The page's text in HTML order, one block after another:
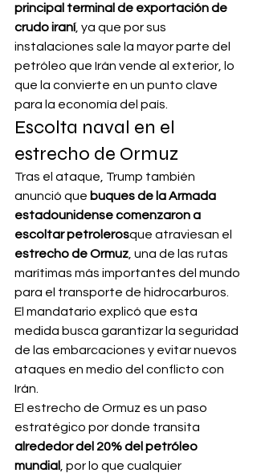
principal terminal de exportación de
crudo iraní, ya que por sus
instalaciones sale la mayor parte del
petróleo que Irán vende al exterior, lo
que la convierte en un punto clave
para la economía del país.
Escolta naval en el
estrecho de Ormuz
Tras el ataque, Trump también
anunció que buques de la Armada
estadounidense comenzaron a
escoltar petrolerosque atraviesan el
estrecho de Ormuz , una de las rutas
marítimas más importantes del mundo
para el transporte de hidrocarburos.
El mandatario explicó que esta
medida busca garantizar la seguridad
de las embarcaciones y evitar nuevos
ataques en medio del conflicto con
Irán.
El estrecho de Ormuz es un paso
estratégico por donde transita
alrededor del 20% del petróleo
mundial
, por lo que cualquier